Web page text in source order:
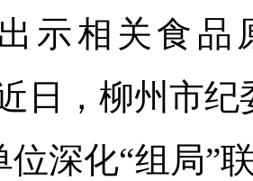
示相关食品
日，柳州市
位深化“组局”